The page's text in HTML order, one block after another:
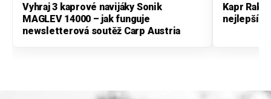
Vyhraj 3 kaprové navijáky Sonik
MAGLEV 14000 – jak funguje
newsletterová soutěž Carp Austria
Kapr
nejlepší